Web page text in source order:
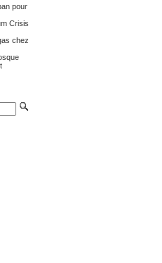
pour
Crisis
chez